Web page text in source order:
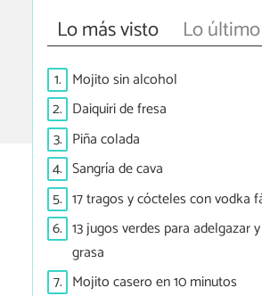
Lo más visto Lo último
1. Mojito sin alcohol
2. Daiquiri de fresa
3. Piña colada
4. Sangría de cava
5. 17 tragos y cócteles con vodka
6. 13 jugos verdes para adelgazar
grasa
7. Mojito casero en 10 minutos